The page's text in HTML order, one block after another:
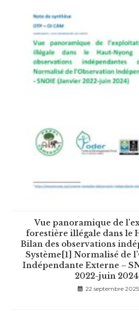
Vue panoramique de
forestière illégale dans le
Bilan des observations
Système[1] Normalisé de
Indépendante Externe –
2022-juin
22 septembre 2025